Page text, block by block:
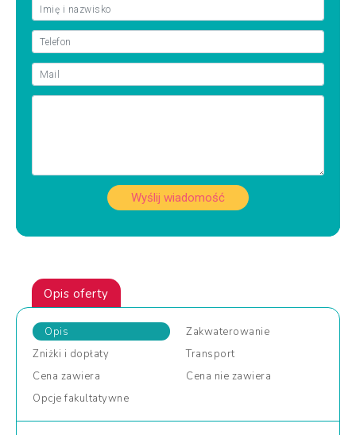
Wyślij wiadomość
Opis oferty
Opis
Zakwaterowanie
Zniżki i dopłaty
Transport
Cena zawiera Cena nie zawiera
Opcje fakultatywne